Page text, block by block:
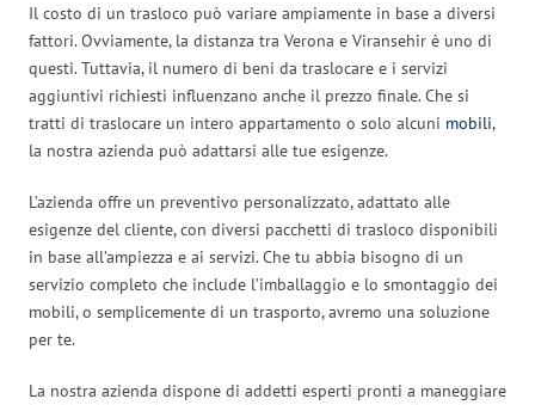
Il costo di un trasloco può variare ampiamente in base a diversi
fattori. Ovviamente, la distanza tra Verona e Viransehir è uno di
questi. Tuttavia, il numero di beni da traslocare e i servizi
aggiuntivi richiesti influenzano anche il prezzo finale. Che si
tratti di traslocare un intero appartamento o solo alcuni mobili,
la nostra azienda può adattarsi alle tue esigenze.
L’azienda offre un preventivo personalizzato, adattato alle
esigenze del cliente, con diversi pacchetti di trasloco disponibili
in base all’ampiezza e ai servizi. Che tu abbia bisogno di un
servizio completo che include l’imballaggio e lo smontaggio dei
mobili, o semplicemente di un trasporto, avremo una soluzione
per te.
La nostra azienda dispone di addetti esperti pronti a maneggiare